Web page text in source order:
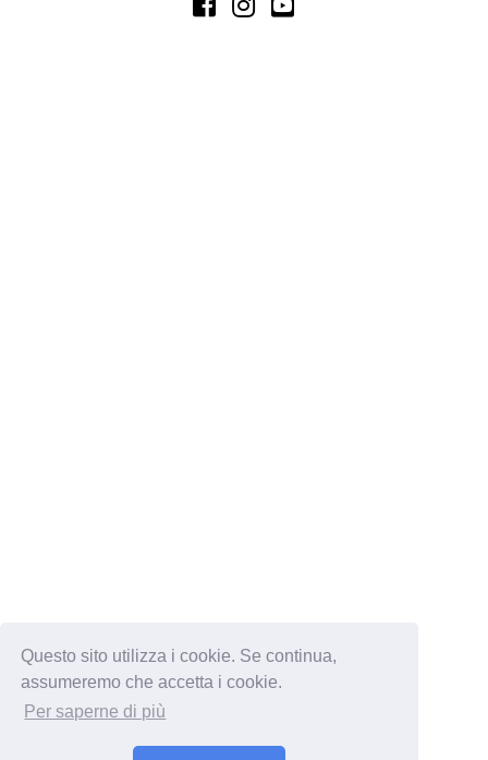
Questo sito utilizza i cookie. Se continua,
assumeremo che accetta i cookie.
Per saperne di più